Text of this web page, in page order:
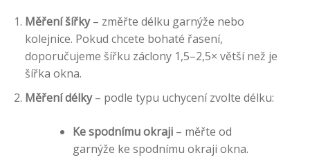
Měření šířky– změřte délku garnýže nebo
kolejnice. Pokud chcete bohaté řasení,
doporučujeme šířku záclony 1,5–2,5× větší než je
šířka okna.
Měření délky– podle typu uchycení zvolte délku:
Ke spodnímu okraji– měřte od
garnýže ke spodnímu okraji okna.